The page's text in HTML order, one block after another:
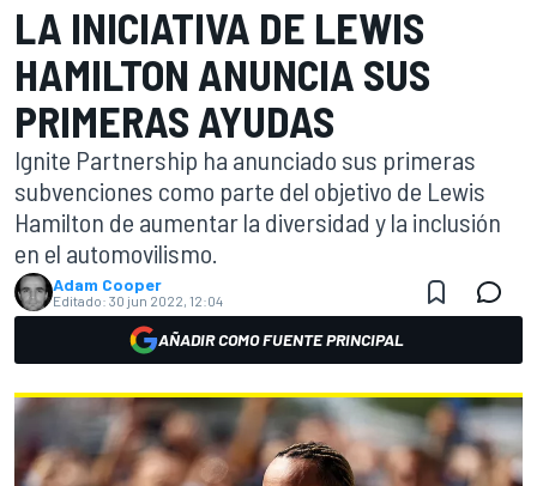
LA INICIATIVA DE LEWIS
HAMILTON ANUNCIA SUS
PRIMERAS AYUDAS
Ignite Partnership ha anunciado sus primeras
subvenciones como parte del objetivo de Lewis
Hamilton de aumentar la diversidad y la inclusión
en el automovilismo.
Adam Cooper
Editado: 30 jun 2022, 12:04
AÑADIR COMO FUENTE PRINCIPAL